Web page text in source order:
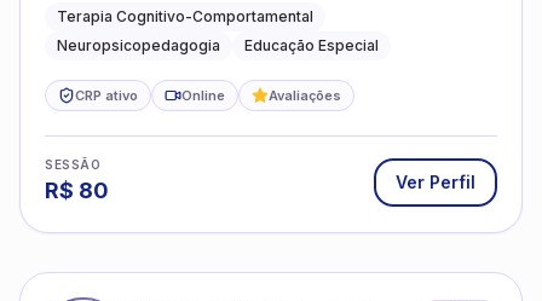
do neurodesenvolvimento.
Terapia Cognitivo-Comportamental
Neuropsicopedagogia
Educação Especial
CRP ativo Online Avaliações
SESSÃO
R$ 80 Ver Perfil